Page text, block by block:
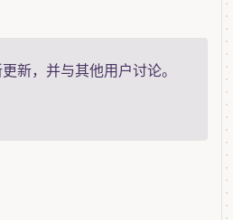
新，并与其他用户讨论。